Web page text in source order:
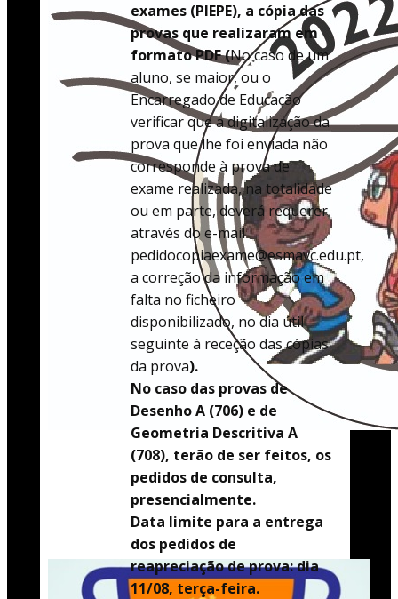
exames (PIEPE), a cópia das
provas que realizaram em
formato PDF (No caso de um
aluno, se maior, ou o
Encarregado de Educação
verificar que a digitalização da
prova que lhe foi enviada não
corresponde à prova de
exame realizada, na totalidade
ou em parte, deverá requerer
através do e-mail
pedidocopiaexame@esmavc.edu.pt,
a correção da informação em
falta no ficheiro
disponibilizado, no dia útil
seguinte à receção das cópias
da prova).
No caso das provas de
Desenho A (706) e de
Geometria Descritiva A
(708), terão de ser feitos, os
pedidos de consulta,
presencialmente.
Data limite para a entrega
dos pedidos de
reapreciação de prova: dia
11/08, terça-feira.